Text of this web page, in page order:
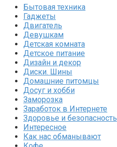
Бытовая техника
Гаджеты
Двигатель
Девушкам
Детская комната
Детское питание
Дизайн и декор
Диски. Шины
Домашние питомцы
Досуг и хобби
Заморозка
Заработок в Интернете
Здоровье и безопасность
Интересное
Как нас обманывают